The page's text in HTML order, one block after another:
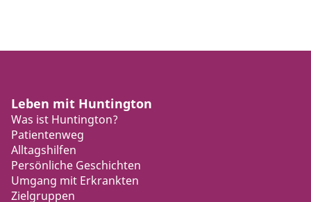
Leben mit Huntington
Was ist Huntington?
Patientenweg
Alltagshilfen
Persönliche Geschichten
Umgang mit Erkrankten
Zielgruppen